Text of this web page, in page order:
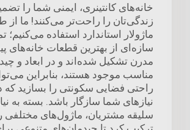
خانه‌های کانتینری، ایمنی شما را
زندگی‌تان را راحت‌تر می‌کنند! ما از
ماژولار استاندارد استفاده می‌کنیم؛
سازه‌ای از بهترین قطعات خانه‌های
مدرن تشکیل شده‌اند و در ابعاد و
مناسب موجود هستند، بنابراین
راحتی فضایی سکونتی را بسازید که
نیازهای شما سازگار باشد. بسته به
سلیقه مشتریان، ماژول‌های مختلفی